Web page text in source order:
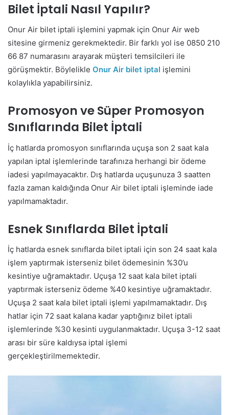
Bilet İptali Nasıl Yapılır?
Onur Air bilet iptali işlemini yapmak için Onur Air web
sitesine girmeniz gerekmektedir. Bir farklı yol ise 0850 210
66 87 numarasını arayarak müşteri temsilcileri ile
görüşmektir. Böylelikle Onur Air bilet iptal işlemini
kolaylıkla yapabilirsiniz.
Promosyon ve Süper Promosyon
Sınıflarında Bilet İptali
İç hatlarda promosyon sınıflarında uçuşa son 2 saat kala
yapılan iptal işlemlerinde tarafınıza herhangi bir ödeme
iadesi yapılmayacaktır. Dış hatlarda uçuşunuza 3 saatten
fazla zaman kaldığında Onur Air bilet iptali işleminde iade
yapılmamaktadır.
Esnek Sınıflarda Bilet İptali
İç hatlarda esnek sınıflarda bilet iptali için son 24 saat kala
işlem yaptırmak isterseniz bilet ödemesinin %30’u
kesintiye uğramaktadır. Uçuşa 12 saat kala bilet iptali
yaptırmak isterseniz ödeme %40 kesintiye uğramaktadır.
Uçuşa 2 saat kala bilet iptali işlemi yapılmamaktadır. Dış
hatlar için 72 saat kalana kadar yaptığınız bilet iptali
işlemlerinde %30 kesinti uygulanmaktadır. Uçuşa 3-12 saat
arası bir süre kaldıysa iptal işlemi
gerçekleştirilmemektedir.